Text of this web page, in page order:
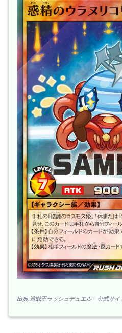
出典:遊戯王ラッシュデュエル – 公式サイ